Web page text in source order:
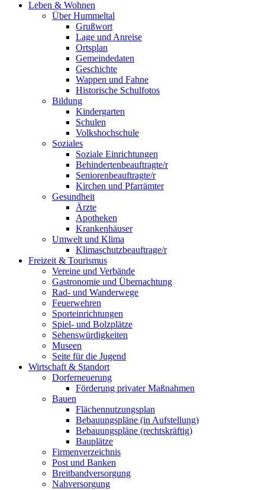
Leben & Wohnen
Über Hummeltal
Grußwort
Lage und Anreise
Ortsplan
Gemeindedaten
Geschichte
Wappen und Fahne
Historische Schulfotos
Bildung
Kindergarten
Schulen
Volkshochschule
Soziales
Soziale Einrichtungen
Behindertenbeauftragte/r
Seniorenbeauftragte/r
Kirchen und Pfarrämter
Gesundheit
Ärzte
Apotheken
Krankenhäuser
Umwelt und Klima
Klimaschutzbeauftrage/r
Freizeit & Tourismus
Vereine und Verbände
Gastronomie und Übernachtung
Rad- und Wanderwege
Feuerwehren
Sporteinrichtungen
Spiel- und Bolzplätze
Sehenswürdigkeiten
Museen
Seite für die Jugend
Wirtschaft & Standort
Dorferneuerung
Förderung privater Maßnahmen
Bauen
Flächennutzungsplan
Bebauungspläne (in Aufstellung)
Bebauungspläne (rechtskräftig)
Bauplätze
Firmenverzeichnis
Post und Banken
Breitbandversorgung
Nahversorgung